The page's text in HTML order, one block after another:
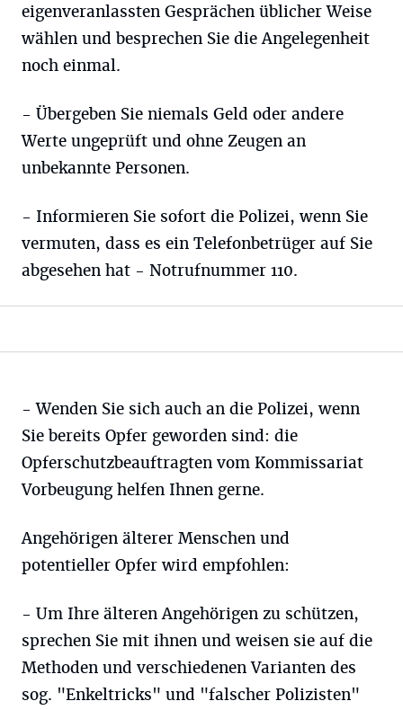
eigenveranlassten Gesprächen üblicher Weise
wählen und besprechen Sie die Angelegenheit
noch einmal.
- Übergeben Sie niemals Geld oder andere
Werte ungeprüft und ohne Zeugen an
unbekannte Personen.
- Informieren Sie sofort die Polizei, wenn Sie
vermuten, dass es ein Telefonbetrüger auf Sie
abgesehen hat - Notrufnummer 110.
- Wenden Sie sich auch an die Polizei, wenn
Sie bereits Opfer geworden sind: die
Opferschutzbeauftragten vom Kommissariat
Vorbeugung helfen Ihnen gerne.
Angehörigen älterer Menschen und
potentieller Opfer wird empfohlen:
- Um Ihre älteren Angehörigen zu schützen,
sprechen Sie mit ihnen und weisen sie auf die
Methoden und verschiedenen Varianten des
sog. "Enkeltricks" und "falscher Polizisten"